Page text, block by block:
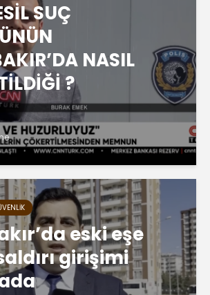
SUÇ
NASIL
?
eski eşe
girişimi